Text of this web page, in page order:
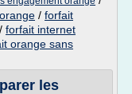
/ forfait
/ forfait internet
orange sans
les